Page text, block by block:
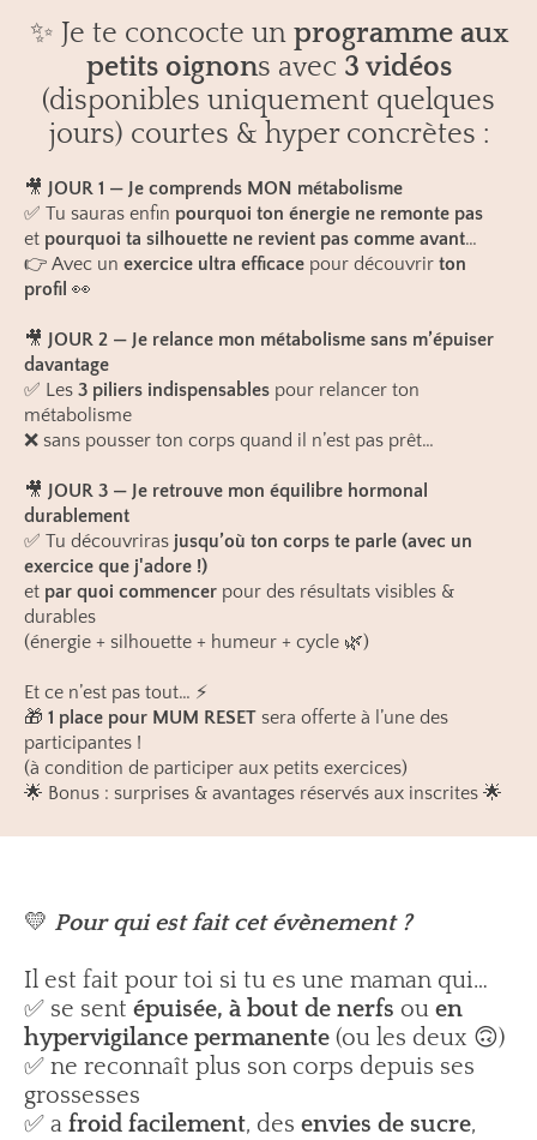
✨ Je te concocte un programme aux
petits oignons avec 3 vidéos
(disponibles uniquement quelques
jours) courtes & hyper concrètes :
🎥 JOUR 1 — Je comprends MON métabolisme
✅ Tu sauras enfin pourquoi ton énergie ne remonte pas
et pourquoi ta silhouette ne revient pas comme avant…
👉 Avec un exercice ultra efficace pour découvrir ton
profil 👀
🎥 JOUR 2 — Je relance mon métabolisme sans m’épuiser
davantage
✅ Les 3 piliers indispensables pour relancer ton
métabolisme
❌ sans pousser ton corps quand il n’est pas prêt…
🎥 JOUR 3 — Je retrouve mon équilibre hormonal
durablement
✅ Tu découvriras jusqu’où ton corps te parle (avec un
exercice que j'adore !)
et par quoi commencer pour des résultats visibles &
durables
(énergie + silhouette + humeur + cycle 🌿)
Et ce n’est pas tout… ⚡
🎁 1 place pour MUM RESET sera offerte à l’une des
participantes !
(à condition de participer aux petits exercices)
🌟 Bonus : surprises & avantages réservés aux inscrites 🌟
💛 Pour qui est fait cet évènement ?
Il est fait pour toi si tu es une maman qui…
✅ se sent épuisée, à bout de nerfs ou en
hypervigilance permanente (ou les deux 🙃)
✅ ne reconnaît plus son corps depuis ses
grossesses
✅ a froid facilement, des envies de sucre,